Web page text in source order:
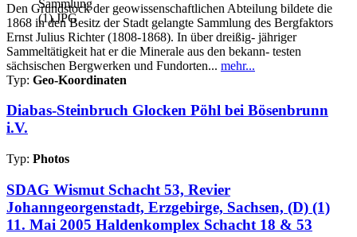
Den Grundstock der geowissenschaftlichen Abteilung bildete die
1868 in den Besitz der Stadt gelangte Sammlung des Bergfaktors
Ernst Julius Richter (1808-1868). In über dreißig- jähriger
Sammeltätigkeit hat er die Minerale aus den bekann- testen
sächsischen Bergwerken und Fundorten... mehr...
Typ: Geo-Koordinaten
Diabas-Steinbruch Glocken Pöhl bei Bösenbrunn
i.V.
Typ: Photos
SDAG Wismut Schacht 53, Revier
Johanngeorgenstadt, Erzgebirge, Sachsen, (D) (1)
11. Mai 2005 Haldenkomplex Schacht 18 & 53